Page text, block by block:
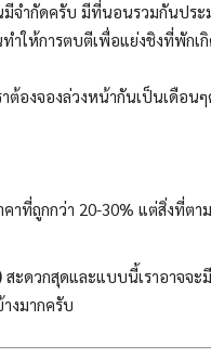
จำกัดครับ มีที่นอนรวมกันปร
ให้การตบตีเพื่อแย่งชิงที่พักเ
ต้องจองล่วงหน้ากันเป็นเดือ
าที่ถูกกว่า 20-30% แต่สิ่งที่ต
สะดวกสุดและแบบนี้เราอาจจะ
งมากครับ